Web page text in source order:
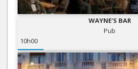
WAYNE'S BAR
Pub
10h00